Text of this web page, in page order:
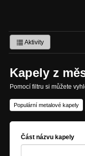
Aktivity
Kapely z
Pomocí filtru si můžete
Populární metalové kapely
Část názvu kapely